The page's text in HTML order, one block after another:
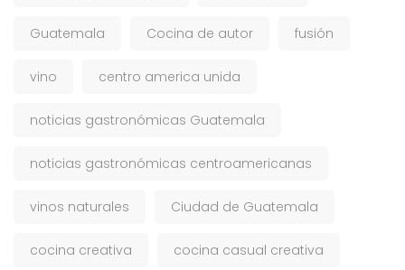
Guatemala Cocina de autor fusión
vino centro america unida
noticias gastronómicas Guatemala
noticias gastronómicas centroamericanas
vinos naturales Ciudad de Guatemala
cocina creativa cocina casual creativa